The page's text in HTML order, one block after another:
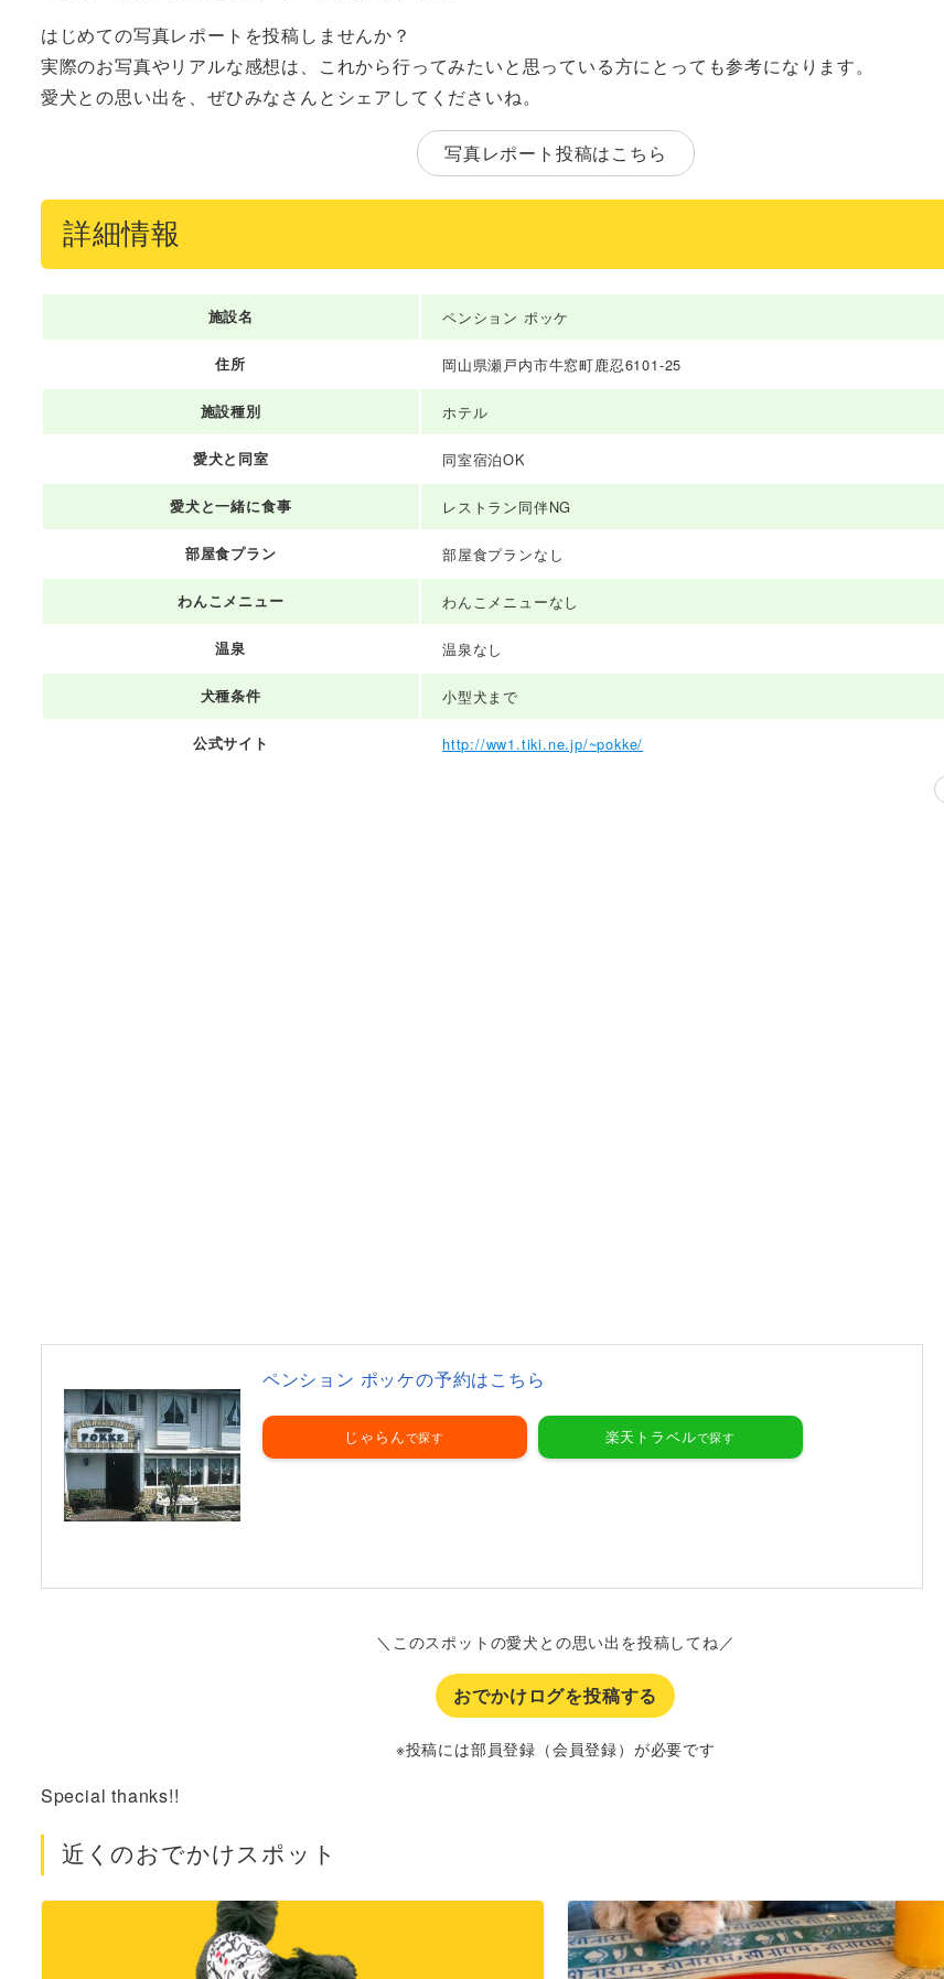
はじめての写真レポートを投稿しませんか？
実際のお写真やリアルな感想は、これから行ってみたいと思っている方にとっても参考になります。
愛犬との思い出を、ぜひみなさんとシェアしてくださいね。
写真レポート投稿はこちら
詳細情報
施設名 ペンション ポッケ
住所 岡山県瀬戸内市牛窓町鹿忍6101-25
施設種別 ホテル
愛犬と同室 同室宿泊OK
愛犬と一緒に食事 レストラン同伴NG
部屋食プラン 部屋食プランなし
わんこメニュー わんこメニューなし
温泉 温泉なし
犬種条件 小型犬まで
公式サイト http://ww1.tiki.ne.jp/~pokke/
ペンション ポッケの予約はこちら
じゃらん 楽天トラベル
＼このスポットの愛犬との思い出を投稿してね／
おでかけログを投稿する
※投稿には部員登録（会員登録）が必要です
Special thanks!!
近くのおでかけスポット